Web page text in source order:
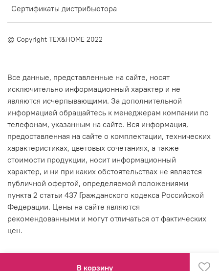
В корзину
Сертификаты дистрибьютора
@ Copyright TEX&HOME 2022
Все данные, представленные на сайте, носят
исключительно информационный характер и не
являются исчерпывающими. За дополнительной
информацией обращайтесь к менеджерам компании по
телефонам, указанным на сайте. Вся информация,
предоставленная на сайте о комплектации, технических
характеристиках, цветовых сочетаниях, а также
стоимости продукции, носит информационный
характер, и ни при каких обстоятельствах не является
публичной офертой, определяемой положениями
пункта 2 статьи 437 Гражданского кодекса Российской
Федерации. Цены на сайте являются
рекомендованными и могут отличаться от фактических
цен.